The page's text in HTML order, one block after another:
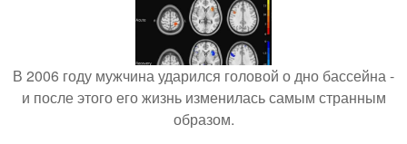
В 2006 году мужчина ударился головой о дно бассейна -
и после этого его жизнь изменилась самым странным
образом.